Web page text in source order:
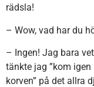
rädsla!
– Wow, vad har du
– Ingen! Jag bara
tänkte jag ”kom
korven” på det allra